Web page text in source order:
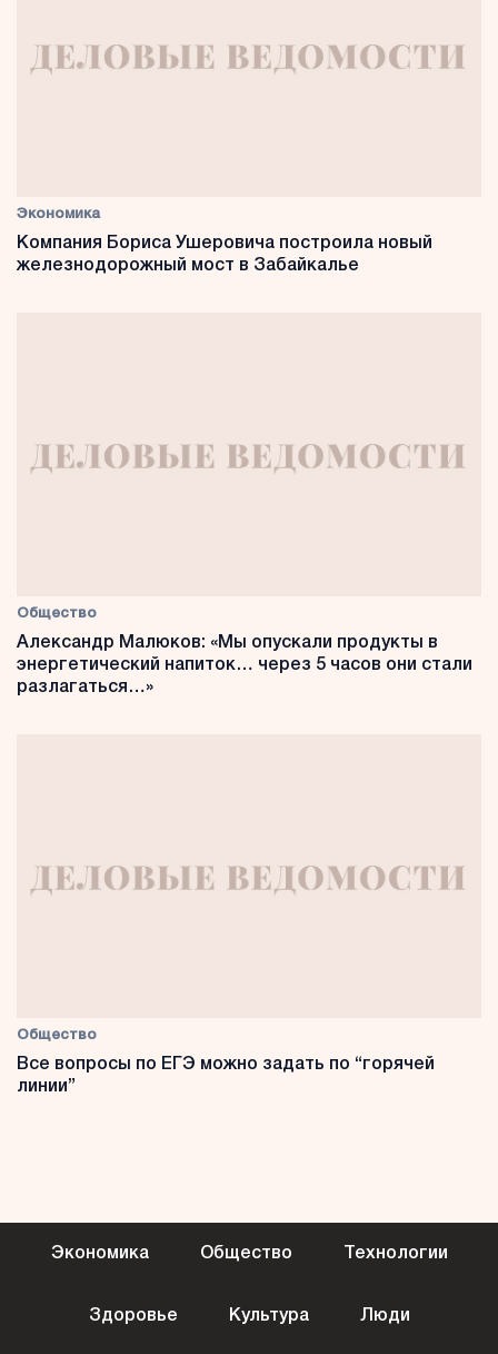
Экономика
Компания Бориса Ушеровича построила новый
железнодорожный мост в Забайкалье
Общество
Александр Малюков: «Мы опускали продукты в
энергетический напиток… через 5 часов они стали
разлагаться…»
Общество
Все вопросы по ЕГЭ можно задать по “горячей
линии”
Экономика Общество Технологии
Здоровье Культура Люди